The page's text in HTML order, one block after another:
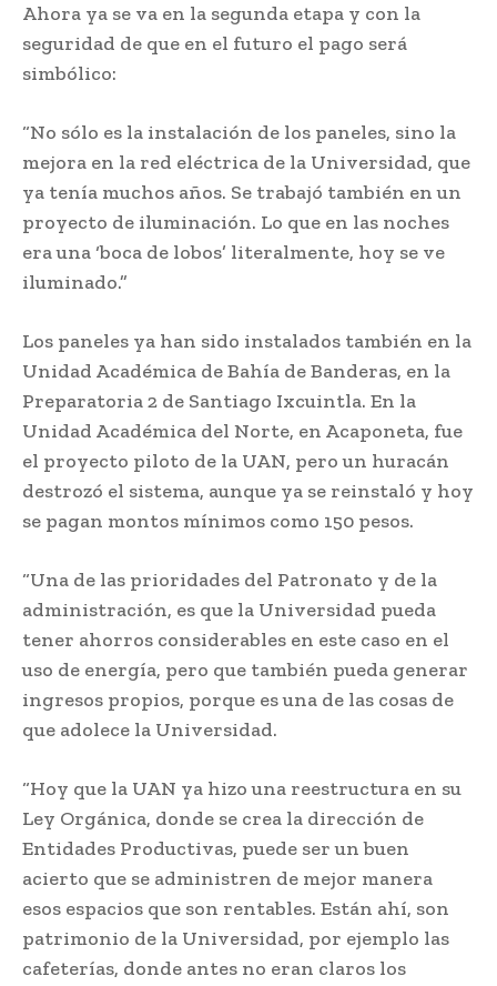
Ahora ya se va en la segunda etapa y con la
seguridad de que en el futuro el pago será
simbólico:
“No sólo es la instalación de los paneles, sino la
mejora en la red eléctrica de la Universidad, que
ya tenía muchos años. Se trabajó también en un
proyecto de iluminación. Lo que en las noches
era una ‘boca de lobos’ literalmente, hoy se ve
iluminado.”
Los paneles ya han sido instalados también en la
Unidad Académica de Bahía de Banderas, en la
Preparatoria 2 de Santiago Ixcuintla. En la
Unidad Académica del Norte, en Acaponeta, fue
el proyecto piloto de la UAN, pero un huracán
destrozó el sistema, aunque ya se reinstaló y hoy
se pagan montos mínimos como 150 pesos.
“Una de las prioridades del Patronato y de la
administración, es que la Universidad pueda
tener ahorros considerables en este caso en el
uso de energía, pero que también pueda generar
ingresos propios, porque es una de las cosas de
que adolece la Universidad.
“Hoy que la UAN ya hizo una reestructura en su
Ley Orgánica, donde se crea la dirección de
Entidades Productivas, puede ser un buen
acierto que se administren de mejor manera
esos espacios que son rentables. Están ahí, son
patrimonio de la Universidad, por ejemplo las
cafeterías, donde antes no eran claros los